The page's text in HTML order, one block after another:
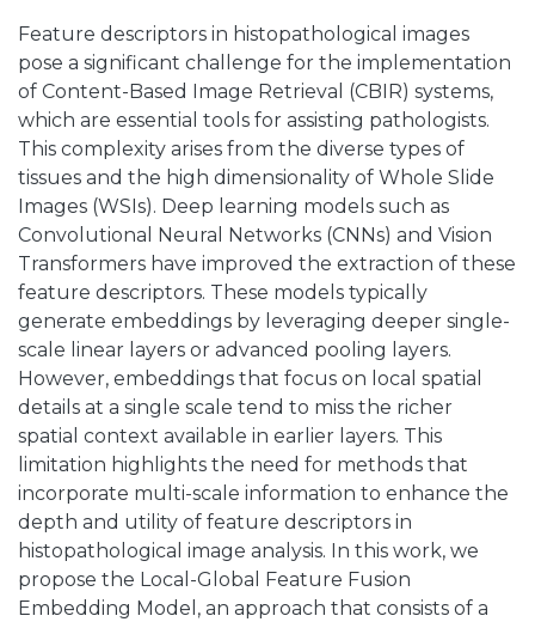
Feature descriptors in histopathological images
pose a significant challenge for the implementation
of Content-Based Image Retrieval (CBIR) systems,
which are essential tools for assisting pathologists.
This complexity arises from the diverse types of
tissues and the high dimensionality of Whole Slide
Images (WSIs). Deep learning models such as
Convolutional Neural Networks (CNNs) and Vision
Transformers have improved the extraction of these
feature descriptors. These models typically
generate embeddings by leveraging deeper single-
scale linear layers or advanced pooling layers.
However, embeddings that focus on local spatial
details at a single scale tend to miss the richer
spatial context available in earlier layers. This
limitation highlights the need for methods that
incorporate multi-scale information to enhance the
depth and utility of feature descriptors in
histopathological image analysis. In this work, we
propose the Local-Global Feature Fusion
Embedding Model, an approach that consists of a